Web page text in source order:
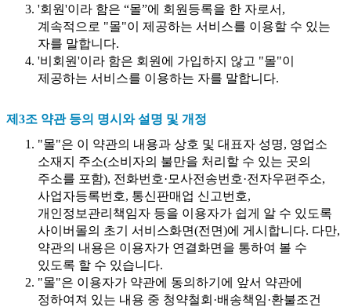
'회원'이라 함은 “몰”에 회원등록을 한 자로서,
계속적으로 "몰"이 제공하는 서비스를 이용할 수 있는
자를 말합니다.
'비회원'이라 함은 회원에 가입하지 않고 "몰"이
제공하는 서비스를 이용하는 자를 말합니다.
제3조 약관 등의 명시와 설명 및 개정
"몰"은 이 약관의 내용과 상호 및 대표자 성명, 영업소
소재지 주소(소비자의 불만을 처리할 수 있는 곳의
주소를 포함), 전화번호·모사전송번호·전자우편주소,
사업자등록번호, 통신판매업 신고번호,
개인정보관리책임자 등을 이용자가 쉽게 알 수 있도록
사이버몰의 초기 서비스화면(전면)에 게시합니다. 다만,
약관의 내용은 이용자가 연결화면을 통하여 볼 수
있도록 할 수 있습니다.
"몰"은 이용자가 약관에 동의하기에 앞서 약관에
정하여져 있는 내용 중 청약철회·배송책임·환불조건